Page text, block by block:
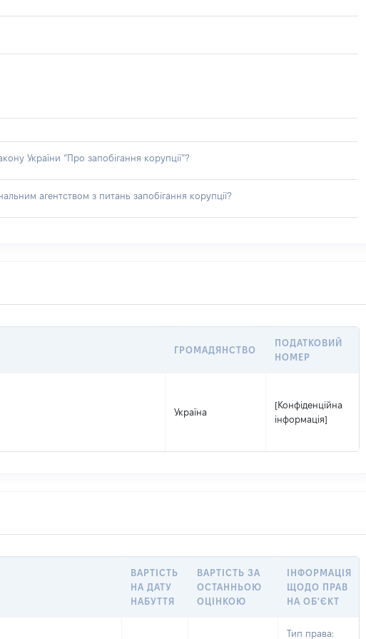
України “Про запобігання корупції”?
агентством з питань запобігання корупції?
ГРОМАДЯНСТВО
ПОДАТКОВИЙ
НОМЕР
Україна
[Конфіденційна
інформація]
ВАРТІСТЬ
НА ДАТУ
НАБУТТЯ
ВАРТІСТЬ ЗА
ОСТАННЬОЮ
ОЦІНКОЮ
ІНФОРМАЦІЯ
ЩОДО ПРАВ
НА ОБ'ЄКТ
Тип права: